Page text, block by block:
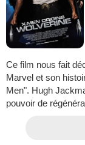
Ce film nous fait
Marvel et son
Men". Hugh
pouvoir de